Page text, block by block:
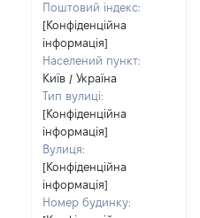
Поштовий індекс:
[Конфіденційна
інформація]
Населений пункт:
Київ / Україна
Тип вулиці:
[Конфіденційна
інформація]
Вулиця:
[Конфіденційна
інформація]
Номер будинку: